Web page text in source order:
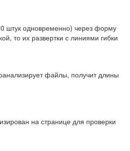
штук одновременно) через форму
то их развертки с линиями гибки
файлы, получит длины
на странице для проверки